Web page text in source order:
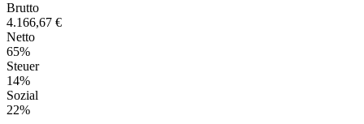
Brutto
4.166,67 €
Netto
65%
Steuer
14%
Sozial
22%